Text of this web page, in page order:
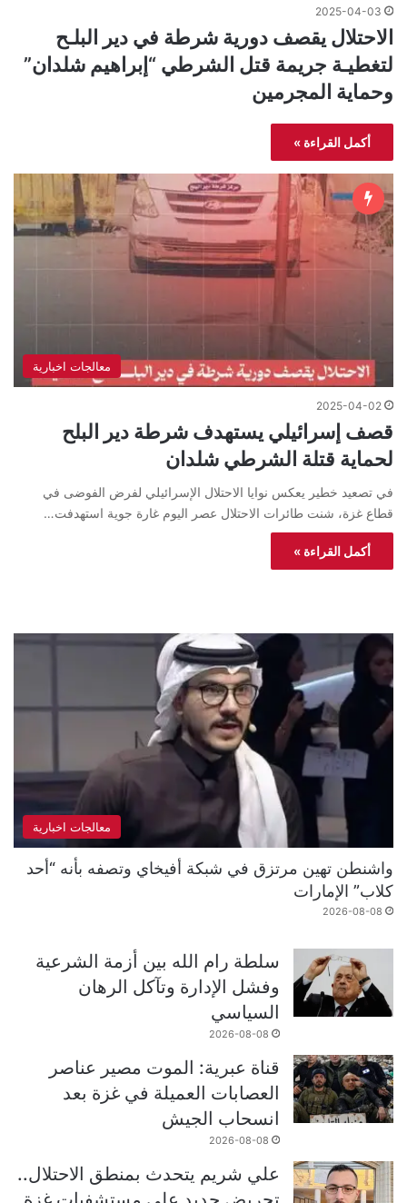
2025-04-03
الاحتلال يقصف دورية شرطة في دير البلـح
لتغطيـة جريمة قتل الشرطي “إبراهيم شلدان”
وحماية المجرمين
أكمل القراءة »
معالجات اخبارية
2025-04-02
قصف إسرائيلي يستهدف شرطة دير البلح
لحماية قتلة الشرطي شلدان
في تصعيد خطير يعكس نوايا الاحتلال الإسرائيلي لفرض الفوضى في
قطاع غزة، شنت طائرات الاحتلال عصر اليوم غارة جوية استهدفت…
أكمل القراءة »
معالجات اخبارية
واشنطن تهين مرتزق في شبكة أفيخاي وتصفه بأنه “أحد
كلاب” الإمارات
2026-08-08
سلطة رام الله بين أزمة الشرعية
وفشل الإدارة وتآكل الرهان
السياسي
2026-08-08
قناة عبرية: الموت مصير عناصر
العصابات العميلة في غزة بعد
انسحاب الجيش
2026-08-08
علي شريم يتحدث بمنطق الاحتلال..